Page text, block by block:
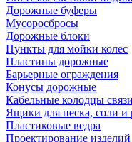
Дорожные буферы
Мусоросбросы
Дорожные блоки
Пункты для мойки колес
Пластины дорожные
Барьерные ограждения
Конусы дорожные
Кабельные колодцы связи
Ящики для песка, соли и
Пластиковые ведра
Проектирование изделий